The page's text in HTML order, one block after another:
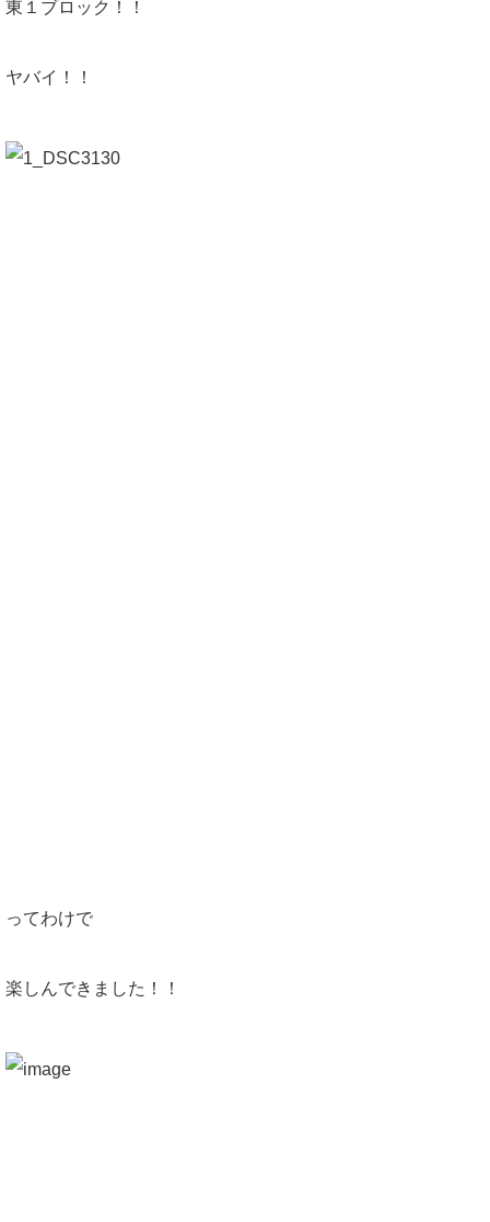
東１ブロック！！
ヤバイ！！
ってわけで
楽しんできました！！